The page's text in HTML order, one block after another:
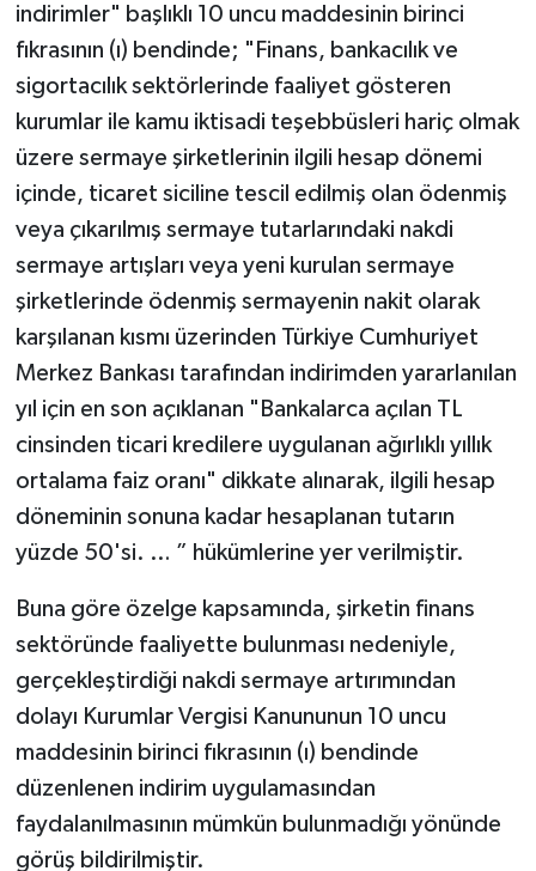
indirimler" başlıklı 10 uncu maddesinin birinci
fıkrasının (ı) bendinde; "Finans, bankacılık ve
sigortacılık sektörlerinde faaliyet gösteren
kurumlar ile kamu iktisadi teşebbüsleri hariç olmak
üzere sermaye şirketlerinin ilgili hesap dönemi
içinde, ticaret siciline tescil edilmiş olan ödenmiş
veya çıkarılmış sermaye tutarlarındaki nakdi
sermaye artışları veya yeni kurulan sermaye
şirketlerinde ödenmiş sermayenin nakit olarak
karşılanan kısmı üzerinden Türkiye Cumhuriyet
Merkez Bankası tarafından indirimden yararlanılan
yıl için en son açıklanan "Bankalarca açılan TL
cinsinden ticari kredilere uygulanan ağırlıklı yıllık
ortalama faiz oranı" dikkate alınarak, ilgili hesap
döneminin sonuna kadar hesaplanan tutarın
yüzde 50'si. … ” hükümlerine yer verilmiştir.
Buna göre özelge kapsamında, şirketin finans
sektöründe faaliyette bulunması nedeniyle,
gerçekleştirdiği nakdi sermaye artırımından
dolayı Kurumlar Vergisi Kanununun 10 uncu
maddesinin birinci fıkrasının (ı) bendinde
düzenlenen indirim uygulamasından
faydalanılmasının mümkün bulunmadığı yönünde
görüş bildirilmiştir.